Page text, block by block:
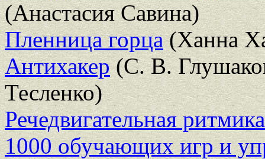
(Анастасия Савина)
Пленница горца(Ханна
Антихакер(С. В.
Тесленко)
Речедвигательная ритмика
1000 обучающих игр и